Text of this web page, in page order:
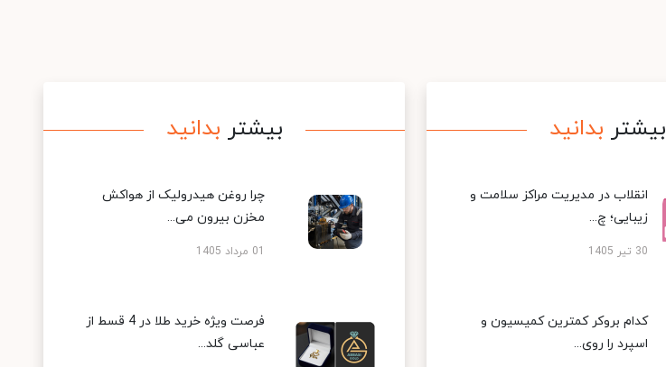
بیشتر بدانید
انقلاب در مدیریت مراکز سلامت و
زیبایی؛ چ...
30 تیر 1405
کدام بروکر کمترین کمیسیون و
اسپرد را روی...
بیشتر بدانید
چرا روغن هیدرولیک از هواکش
مخزن بیرون می...
01 مرداد 1405
فرصت ویژه خرید طلا در 4 قسط از
عباسی گلد...